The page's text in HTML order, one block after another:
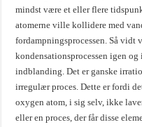
mindst være et eller flere
atomerne ville kollidere med
fordampningsprocessen. Så vidt
kondensationsprocessen igen
indblanding. Det er ganske
irregulær proces. Dette er fordi
oxygen atom, i sig selv, ikke
eller en proces, der får disse